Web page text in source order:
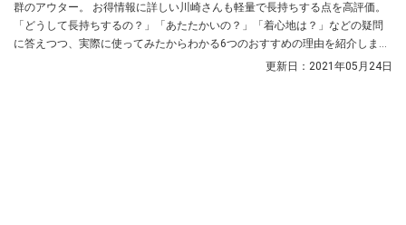
群のアウター。 お得情報に詳しい川崎さんも軽量で長持ちする点を高評価。
「どうして長持ちするの？」「あたたかいの？」「着心地は？」などの疑問
に答えつつ、実際に使ってみたからわかる6つのおすすめの理由を紹介しま
更新日： 2021年05月24日